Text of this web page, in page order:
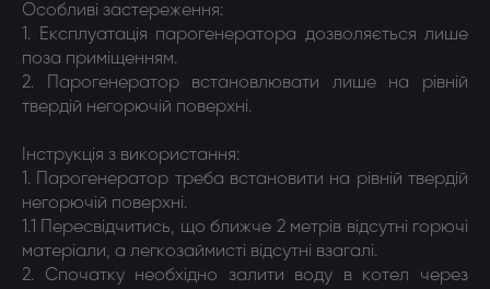
Особливі застереження:
1. Експлуатація парогенератора дозволяється лише
поза приміщенням.
2. Парогенератор встановлювати лише на рівній
твердій негорючій поверхні.
Інструкція з використання:
1. Парогенератор треба встановити на рівній твердій
негорючій поверхні.
1.1 Пересвідчитись, що ближче 2 метрів відсутні горючі
матеріали, а легкозаймисті відсутні взагалі.
2. Спочатку необхідно залити воду в котел через